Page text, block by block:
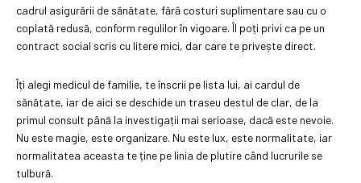
cadrul asigurării de sănătate, fără costuri suplimentare sau cu o
coplată redusă, conform regulilor în vigoare. Îl poți privi ca pe un
contract social scris cu litere mici, dar care te privește direct.
Îți alegi medicul de familie, te înscrii pe lista lui, ai cardul de
sănătate, iar de aici se deschide un traseu destul de clar, de la
primul consult până la investigații mai serioase, dacă este nevoie.
Nu este magie, este organizare. Nu este lux, este normalitate, iar
normalitatea aceasta te ține pe linia de plutire când lucrurile se
tulbură.